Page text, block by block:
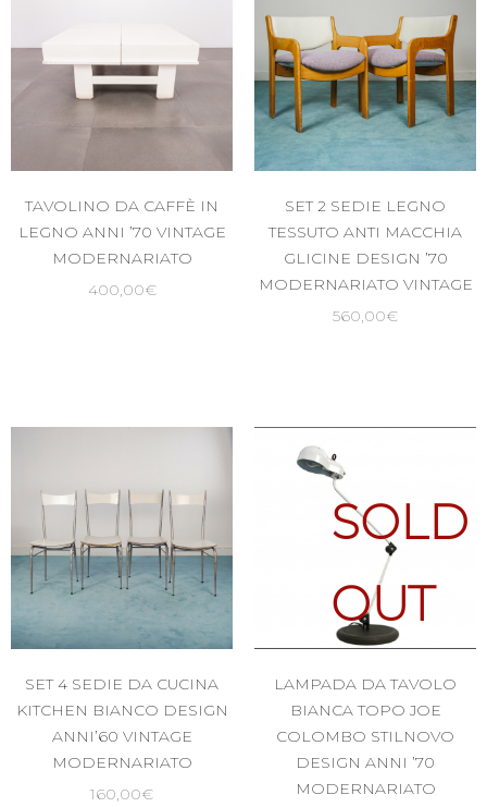
TAVOLINO DA CAFFÈ IN
LEGNO ANNI ’70 VINTAGE
MODERNARIATO
400,00€
SET 2 SEDIE LEGNO
TESSUTO ANTI MACCHIA
GLICINE DESIGN ’70
MODERNARIATO VINTAGE
560,00€
SET 4 SEDIE DA CUCINA
KITCHEN BIANCO DESIGN
ANNI’60 VINTAGE
MODERNARIATO
160,00€
SOLD
OUT
LAMPADA DA TAVOLO
BIANCA TOPO JOE
COLOMBO STILNOVO
DESIGN ANNI ’70
MODERNARIATO